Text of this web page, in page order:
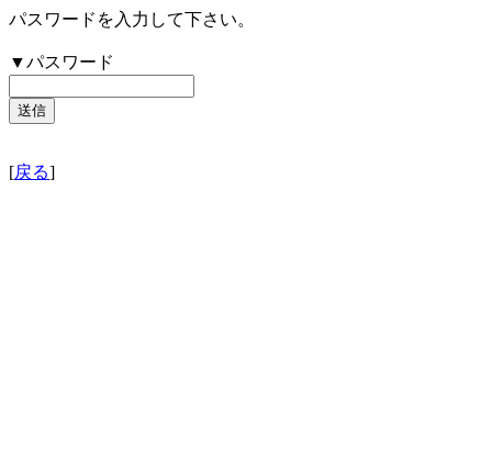
パスワードを入力して下さい。
▼パスワード
[戻る]